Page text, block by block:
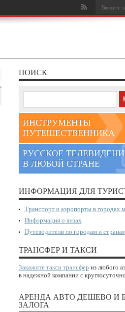
ПОИСК
ИНСТРУМЕНТЫ
ПУТЕШЕСТВЕННИКА
РУССКОЕ
В ЛЮБОЙ СТРАНЕ
ИНФОРМАЦИЯ ДЛЯ
Транспорт и аэропорты в городах
Информация о визах
Путеводители по городам и
ТРАНСФЕР И ТАКСИ
Закажите такси трансфер из любого
в надежной компании с
АРЕНДА АВТО ДЕШЕВО И
ЗАЛОГА